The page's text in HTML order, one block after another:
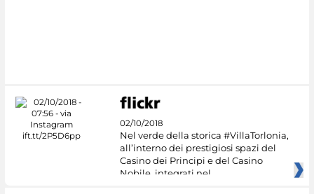
02/10/2018
Nel verde della storica #VillaTorlonia,
all’interno dei prestigiosi spazi del
Casino dei Principi e del Casino
Nobile, integrati nel